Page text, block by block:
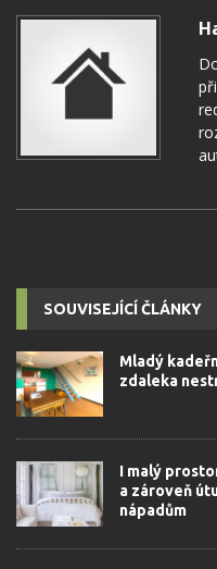
SOUVISEJÍCÍ ČLÁNKY
Mladý
zdaleka
I malý
a zároveň
nápadům